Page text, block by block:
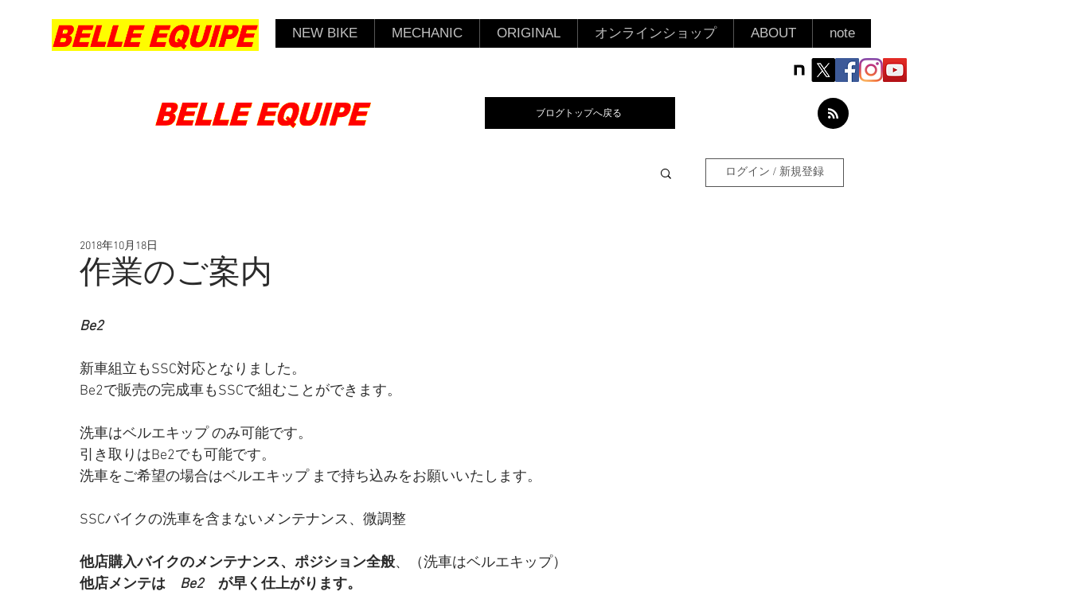
NEW BIKE MECHANIC ORIGINAL オンラインショップ ABOUT note
ブログトップへ戻る
ログイン / 新規登録
作業のご案内
2018年10月18日
Be2
新車組立もSSC対応となりました。
Be2で販売の完成車もSSCで組むことができます。
洗車はベルエキップ のみ可能です。
引き取りはBe2でも可能です。
洗車をご希望の場合はベルエキップ まで持ち込みをお願いいたします。
SSCバイクの洗車を含まないメンテナンス、微調整
他店購入バイクのメンテナンス、ポジション全般、（洗車はベルエキップ）
他店メンテは Be2 が早く仕上がります。